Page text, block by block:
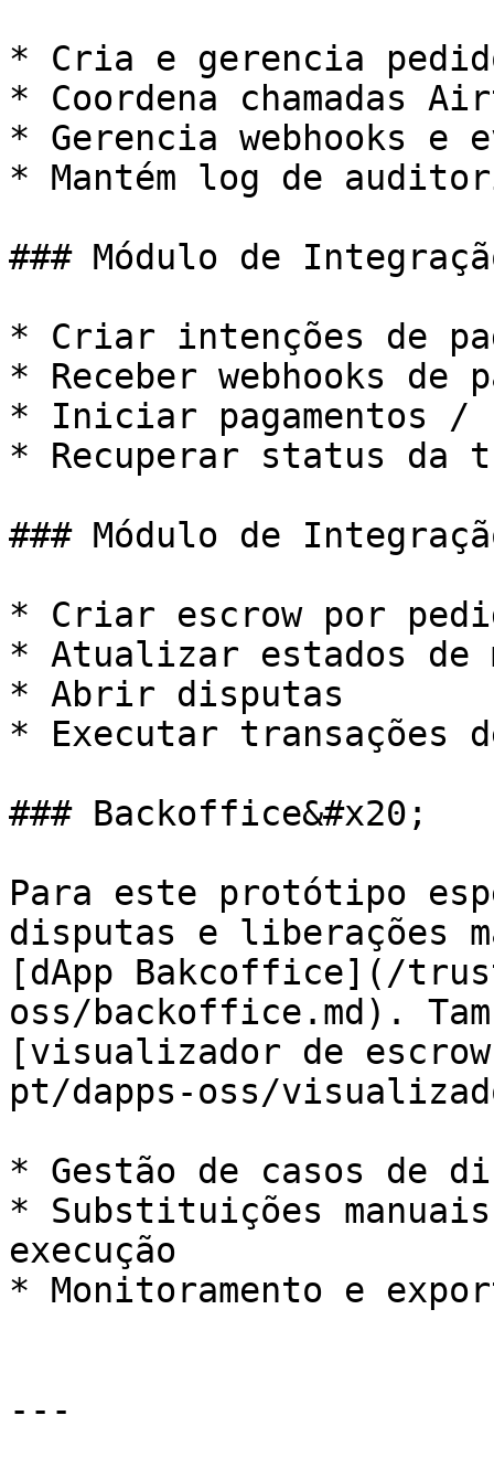
* Cria e gerencia
* Coordena chamadas
* Gerencia webhooks e
* Mantém log de
### Módulo de
* Criar intenções de
* Receber webhooks de
* Iniciar pagamentos /
* Recuperar status da
### Módulo de
* Criar escrow por
* Atualizar estados de
* Abrir disputas
* Executar transações
### Backoffice&#x20;
Para este protótipo
disputas e liberações
[dApp Bakcoffice](/
oss/backoffice.md).
[visualizador de
pt/dapps-oss/
* Gestão de casos de
* Substituições
execução
* Monitoramento e
---